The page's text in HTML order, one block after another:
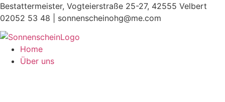
Zum
Inhalt
springen
Bestattermeister, Vogteierstraße 25-27, 42555 Velbert
02052 53 48 | sonnenscheinohg@me.com
Home
Über uns